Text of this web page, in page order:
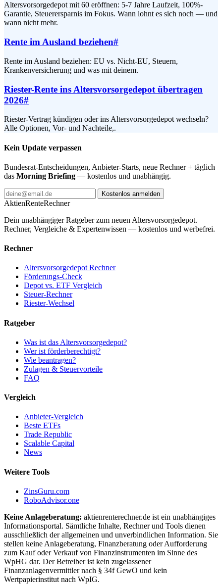
Altersvorsorgedepot mit 60 eröffnen: 5-7 Jahre Laufzeit, 100%-
Garantie, Steuerersparnis im Fokus. Wann lohnt es sich noch — und
wann nicht mehr.
Rente im Ausland beziehen#
Rente im Ausland beziehen: EU vs. Nicht-EU, Steuern,
Krankenversicherung und was mit deinem.
Riester-Rente ins Altersvorsorgedepot übertragen
2026#
Riester-Vertrag kündigen oder ins Altersvorsorgedepot wechseln?
Alle Optionen, Vor- und Nachteile,.
Kein Update verpassen
Bundesrat-Entscheidungen, Anbieter-Starts, neue Rechner + täglich
das Morning Briefing — kostenlos und unabhängig.
Kostenlos anmelden
AktienRenteRechner
Dein unabhängiger Ratgeber zum neuen Altersvorsorgedepot.
Rechner, Vergleiche & Expertenwissen — kostenlos und werbefrei.
Rechner
Altersvorsorgedepot Rechner
Förderungs-Check
Depot vs. ETF Vergleich
Steuer-Rechner
Riester-Wechsel
Ratgeber
Was ist das Altersvorsorgedepot?
Wer ist förderberechtigt?
Wie beantragen?
Zulagen & Steuervorteile
FAQ
Vergleich
Anbieter-Vergleich
Beste ETFs
Trade Republic
Scalable Capital
News
Weitere Tools
ZinsGuru.com
RoboAdvisor.one
Keine Anlageberatung: aktienrenterechner.de ist ein unabhängiges
Informationsportal. Sämtliche Inhalte, Rechner und Tools dienen
ausschließlich der allgemeinen und unverbindlichen Information. Sie
stellen keine Anlageberatung, Finanzberatung oder Aufforderung
zum Kauf oder Verkauf von Finanzinstrumenten im Sinne des
WpHG dar. Der Betreiber ist kein zugelassener
Finanzanlagenvermittler nach § 34f GewO und kein
Wertpapierinstitut nach WpIG.